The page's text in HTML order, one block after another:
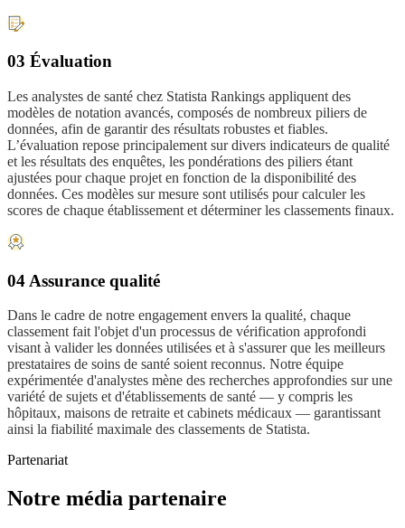
03 Évaluation
Les analystes de santé chez Statista Rankings appliquent des
modèles de notation avancés, composés de nombreux piliers de
données, afin de garantir des résultats robustes et fiables.
L’évaluation repose principalement sur divers indicateurs de qualité
et les résultats des enquêtes, les pondérations des piliers étant
ajustées pour chaque projet en fonction de la disponibilité des
données. Ces modèles sur mesure sont utilisés pour calculer les
scores de chaque établissement et déterminer les classements finaux.
04 Assurance qualité
Dans le cadre de notre engagement envers la qualité, chaque
classement fait l'objet d'un processus de vérification approfondi
visant à valider les données utilisées et à s'assurer que les meilleurs
prestataires de soins de santé soient reconnus. Notre équipe
expérimentée d'analystes mène des recherches approfondies sur une
variété de sujets et d'établissements de santé — y compris les
hôpitaux, maisons de retraite et cabinets médicaux — garantissant
ainsi la fiabilité maximale des classements de Statista.
Partenariat
Notre média partenaire